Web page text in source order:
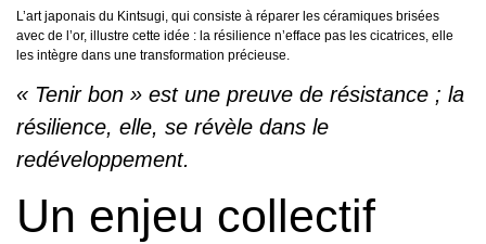
L’art japonais du Kintsugi, qui consiste à réparer les céramiques brisées
avec de l’or, illustre cette idée : la résilience n’efface pas les cicatrices, elle
les intègre dans une transformation précieuse.
« Tenir bon » est une preuve de résistance ; la
résilience, elle, se révèle dans le
redéveloppement.
Un enjeu collectif